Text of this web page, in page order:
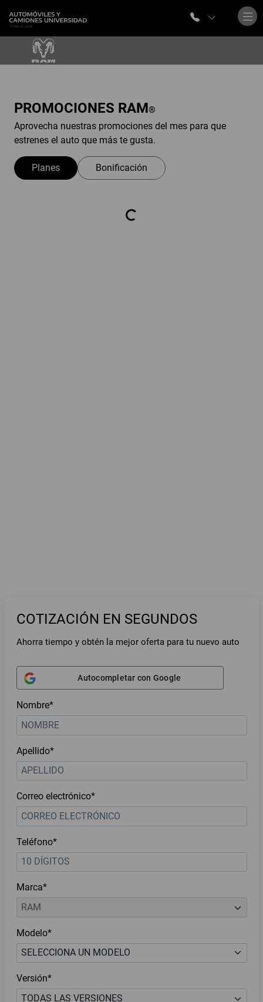
PROMOCIONES RAM®
Aprovecha nuestras promociones del mes para que
estrenes el auto que más te gusta.
Planes Bonificación
COTIZACIÓN EN SEGUNDOS
Ahorra tiempo y obtén la mejor oferta para tu nuevo auto
Autocompletar con Google
Nombre*
Apellido*
Correo electrónico*
Teléfono*
Marca*
Modelo*
Versión*